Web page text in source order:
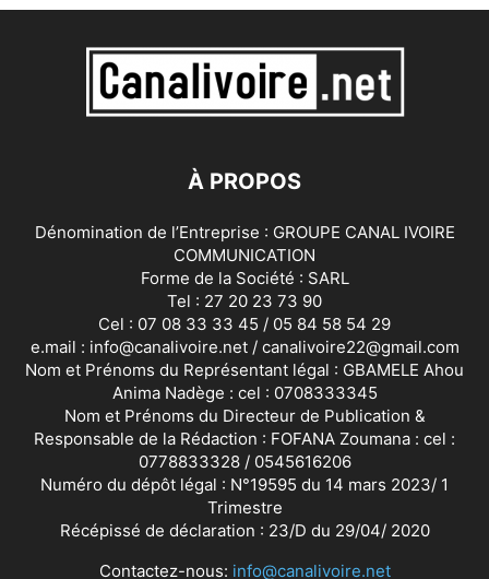
À PROPOS
Dénomination de l’Entreprise : GROUPE CANAL IVOIRE
COMMUNICATION
Forme de la Société : SARL
Tel : 27 20 23 73 90
Cel : 07 08 33 33 45 / 05 84 58 54 29
e.mail : info@canalivoire.net / canalivoire22@gmail.com
Nom et Prénoms du Représentant légal : GBAMELE Ahou
Anima Nadège : cel : 0708333345
Nom et Prénoms du Directeur de Publication &
Responsable de la Rédaction : FOFANA Zoumana : cel :
0778833328 / 0545616206
Numéro du dépôt légal : N°19595 du 14 mars 2023/ 1
Trimestre
Récépissé de déclaration : 23/D du 29/04/ 2020
Contactez-nous: info@canalivoire.net